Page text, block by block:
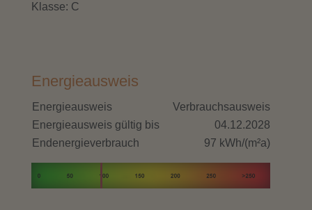
Klasse: C
Energieausweis
Energieausweis
Verbrauchsausweis
Energieausweis gültig bis
04.12.2028
Endenergieverbrauch
97 kWh/(m²a)